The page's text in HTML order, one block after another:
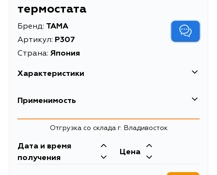
термостата
Бренд: TAMA
Артикул: P307
Страна: Япония
Характеристики
Описание
Применимость
Отгрузка со склада г. Владивосток
Дата и время
получения
Цена